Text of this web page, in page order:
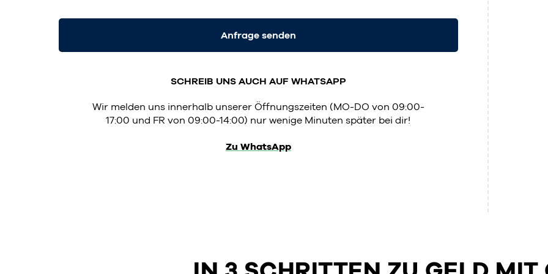
Anfrage senden
SCHREIB UNS AUCH AUF WHATSAPP
Wir melden uns innerhalb unserer Öffnungszeiten (MO-DO von 09:00-
17:00 und FR von 09:00-14:00) nur wenige Minuten später bei dir!
Zu WhatsApp